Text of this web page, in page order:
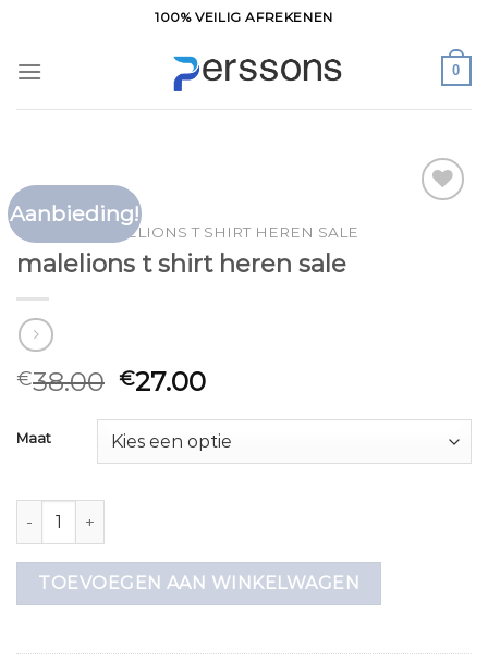
inhoud
100% VEILIG AFREKENEN
0
Aanbieding!
HOME MALELIONS T SHIRT HEREN SALE
malelions t shirt heren sale
€38.00 €27.00
Maat
malelions t shirt heren sale aantal
TOEVOEGEN AAN WINKELWAGEN